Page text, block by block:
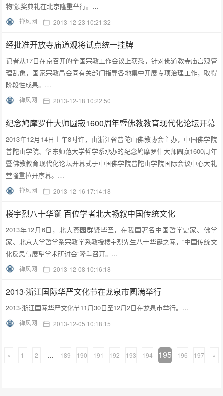
物”颁奖典礼在北京隆重举行。…
禅风网 2013-12-23 10:21:32
经批准开放寺庙道观将试点统一挂牌
记者从17日在京召开的全国宗教工作会议上获悉，针对佛道教寺庙宫观管
理乱象，国家宗教局会同有关部门指导各地集中开展专项治理工作，取得
阶段性成果。…
禅风网 2013-12-18 10:22:50
纪念鸠摩罗什大师圆寂1600周年暨佛教教育现代化论坛开幕
2013年12月14日上午8时许，由浙江省普陀山佛教协会主办，中国佛学院
普陀山学院、华东师范大学哲学系承办的纪念鸠摩罗什大师圆寂1600周年
暨佛教教育现代化论坛开幕式于中国佛学院普陀山学院国际会议中心大礼
堂隆重拉开序幕。…
禅风网 2013-12-16 17:14:18
楼宇烈八十华诞 百位学者北大畅叙中国传统文化
2013年12月6日，北大燕园群贤毕至，在我国著名中国哲学史家、佛学
家、北京大学哲学系宗教学系教授楼宇烈先生八十华诞之际，“中国传统文
化反思与展望学术研讨会”隆重召开。…
禅风网 2013-12-08 10:16:18
2013·浙江国际华严文化节在龙泉市圆满举行
2013·浙江国际华严文化节11月30日至12月2日在龙泉市举行。…
禅风网 2013-12-05 10:18:15
« 1 2 ... 189 190 191 192 193 194 195 196 197 »